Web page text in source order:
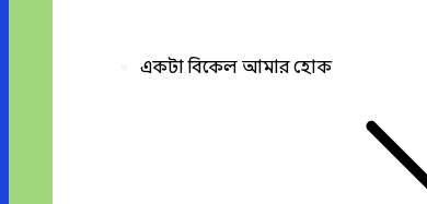
একটা বিকেল আমার হোক